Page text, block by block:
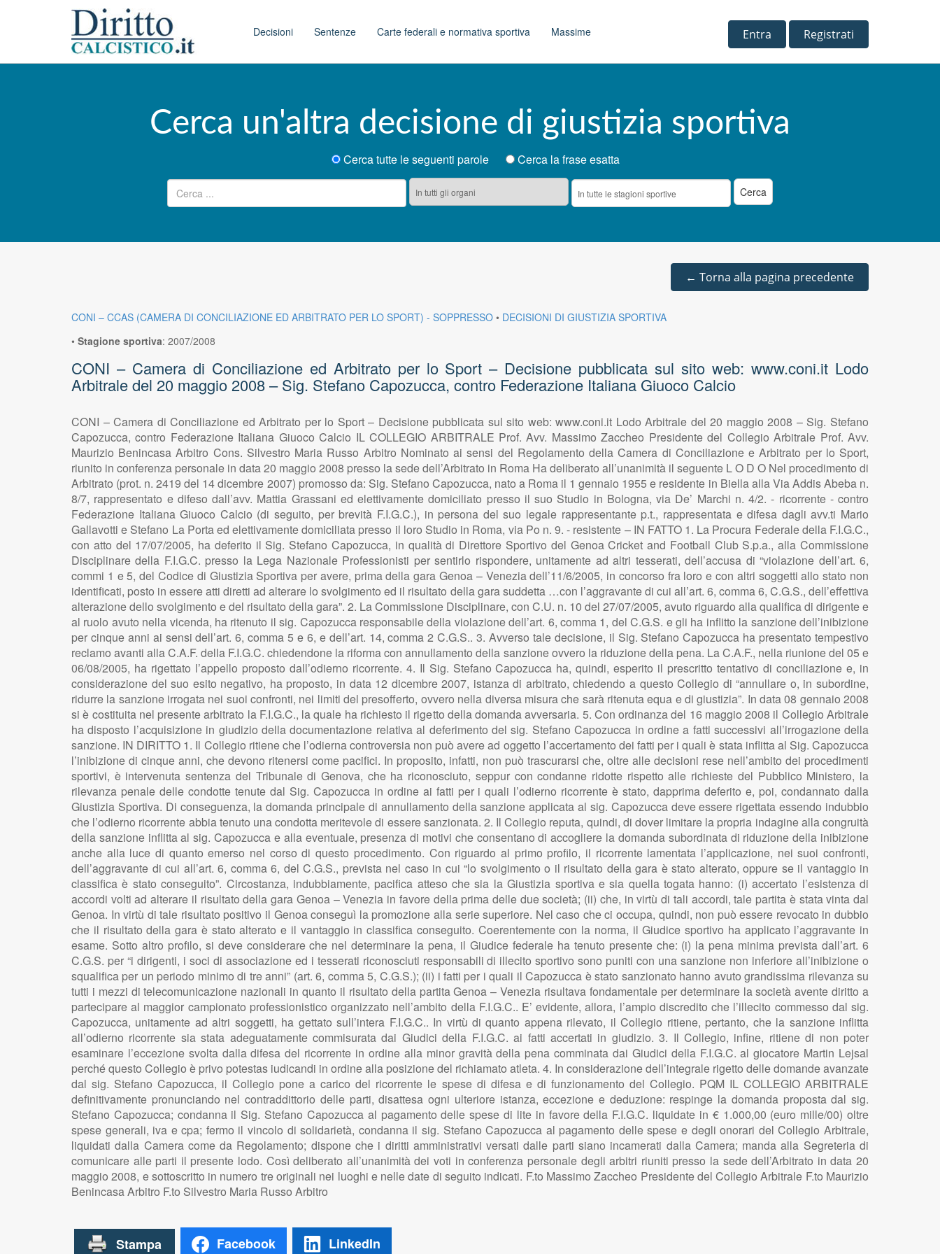
Main menu Decisioni Sentenze Carte federali e normativa sportiva Massime Entra Registrati
Cerca un'altra decisione di giustizia sportiva
Cerca tutte le seguenti parole
Cerca la frase esatta
Ricerca per:
← Torna alla pagina precedente
CONI – CCAS (CAMERA DI CONCILIAZIONE ED ARBITRATO PER LO SPORT) - SOPPRESSO • DECISIONI DI GIUSTIZIA SPORTIVA
• Stagione sportiva: 2007/2008
CONI – Camera di Conciliazione ed Arbitrato per lo Sport – Decisione pubblicata sul sito web: www.coni.it Lodo
Arbitrale del 20 maggio 2008 – Sig. Stefano Capozucca, contro Federazione Italiana Giuoco Calcio
CONI – Camera di Conciliazione ed Arbitrato per lo Sport – Decisione pubblicata sul sito web: www.coni.it Lodo Arbitrale del 20 maggio 2008 – Sig. Stefano
Capozucca, contro Federazione Italiana Giuoco Calcio IL COLLEGIO ARBITRALE Prof. Avv. Massimo Zaccheo Presidente del Collegio Arbitrale Prof. Avv.
Maurizio Benincasa Arbitro Cons. Silvestro Maria Russo Arbitro Nominato ai sensi del Regolamento della Camera di Conciliazione e Arbitrato per lo Sport,
riunito in conferenza personale in data 20 maggio 2008 presso la sede dell’Arbitrato in Roma Ha deliberato all’unanimità il seguente L O D O Nel procedimento di
Arbitrato (prot. n. 2419 del 14 dicembre 2007) promosso da: Sig. Stefano Capozucca, nato a Roma il 1 gennaio 1955 e residente in Biella alla Via Addis Abeba n.
8/7, rappresentato e difeso dall’avv. Mattia Grassani ed elettivamente domiciliato presso il suo Studio in Bologna, via De’ Marchi n. 4/2. - ricorrente - contro
Federazione Italiana Giuoco Calcio (di seguito, per brevità F.I.G.C.), in persona del suo legale rappresentante p.t., rappresentata e difesa dagli avv.ti Mario
Gallavotti e Stefano La Porta ed elettivamente domiciliata presso il loro Studio in Roma, via Po n. 9. - resistente – IN FATTO 1. La Procura Federale della F.I.G.C.,
con atto del 17/07/2005, ha deferito il Sig. Stefano Capozucca, in qualità di Direttore Sportivo del Genoa Cricket and Football Club S.p.a., alla Commissione
Disciplinare della F.I.G.C. presso la Lega Nazionale Professionisti per sentirlo rispondere, unitamente ad altri tesserati, dell’accusa di “violazione dell’art. 6,
commi 1 e 5, del Codice di Giustizia Sportiva per avere, prima della gara Genoa – Venezia dell’11/6/2005, in concorso fra loro e con altri soggetti allo stato non
identificati, posto in essere atti diretti ad alterare lo svolgimento ed il risultato della gara suddetta …con l’aggravante di cui all’art. 6, comma 6, C.G.S., dell’effettiva
alterazione dello svolgimento e del risultato della gara”. 2. La Commissione Disciplinare, con C.U. n. 10 del 27/07/2005, avuto riguardo alla qualifica di dirigente e
al ruolo avuto nella vicenda, ha ritenuto il sig. Capozucca responsabile della violazione dell’art. 6, comma 1, del C.G.S. e gli ha inflitto la sanzione dell’inibizione
per cinque anni ai sensi dell’art. 6, comma 5 e 6, e dell’art. 14, comma 2 C.G.S.. 3. Avverso tale decisione, il Sig. Stefano Capozucca ha presentato tempestivo
reclamo avanti alla C.A.F. della F.I.G.C. chiedendone la riforma con annullamento della sanzione ovvero la riduzione della pena. La C.A.F., nella riunione del 05 e
06/08/2005, ha rigettato l’appello proposto dall’odierno ricorrente. 4. Il Sig. Stefano Capozucca ha, quindi, esperito il prescritto tentativo di conciliazione e, in
considerazione del suo esito negativo, ha proposto, in data 12 dicembre 2007, istanza di arbitrato, chiedendo a questo Collegio di “annullare o, in subordine,
ridurre la sanzione irrogata nei suoi confronti, nei limiti del presofferto, ovvero nella diversa misura che sarà ritenuta equa e di giustizia”. In data 08 gennaio 2008
si è costituita nel presente arbitrato la F.I.G.C., la quale ha richiesto il rigetto della domanda avversaria. 5. Con ordinanza del 16 maggio 2008 il Collegio Arbitrale
ha disposto l’acquisizione in giudizio della documentazione relativa al deferimento del sig. Stefano Capozucca in ordine a fatti successivi all’irrogazione della
sanzione. IN DIRITTO 1. Il Collegio ritiene che l’odierna controversia non può avere ad oggetto l’accertamento dei fatti per i quali è stata inflitta al Sig. Capozucca
l’inibizione di cinque anni, che devono ritenersi come pacifici. In proposito, infatti, non può trascurarsi che, oltre alle decisioni rese nell’ambito dei procedimenti
sportivi, è intervenuta sentenza del Tribunale di Genova, che ha riconosciuto, seppur con condanne ridotte rispetto alle richieste del Pubblico Ministero, la
rilevanza penale delle condotte tenute dal Sig. Capozucca in ordine ai fatti per i quali l’odierno ricorrente è stato, dapprima deferito e, poi, condannato dalla
Giustizia Sportiva. Di conseguenza, la domanda principale di annullamento della sanzione applicata al sig. Capozucca deve essere rigettata essendo indubbio
che l’odierno ricorrente abbia tenuto una condotta meritevole di essere sanzionata. 2. Il Collegio reputa, quindi, di dover limitare la propria indagine alla congruità
della sanzione inflitta al sig. Capozucca e alla eventuale, presenza di motivi che consentano di accogliere la domanda subordinata di riduzione della inibizione
anche alla luce di quanto emerso nel corso di questo procedimento. Con riguardo al primo profilo, il ricorrente lamentata l’applicazione, nei suoi confronti,
dell’aggravante di cui all’art. 6, comma 6, del C.G.S., prevista nel caso in cui “lo svolgimento o il risultato della gara è stato alterato, oppure se il vantaggio in
classifica è stato conseguito”. Circostanza, indubbiamente, pacifica atteso che sia la Giustizia sportiva e sia quella togata hanno: (i) accertato l’esistenza di
accordi volti ad alterare il risultato della gara Genoa – Venezia in favore della prima delle due società; (ii) che, in virtù di tali accordi, tale partita è stata vinta dal
Genoa. In virtù di tale risultato positivo il Genoa conseguì la promozione alla serie superiore. Nel caso che ci occupa, quindi, non può essere revocato in dubbio
che il risultato della gara è stato alterato e il vantaggio in classifica conseguito. Coerentemente con la norma, il Giudice sportivo ha applicato l’aggravante in
esame. Sotto altro profilo, si deve considerare che nel determinare la pena, il Giudice federale ha tenuto presente che: (i) la pena minima prevista dall’art. 6
C.G.S. per “i dirigenti, i soci di associazione ed i tesserati riconosciuti responsabili di illecito sportivo sono puniti con una sanzione non inferiore all’inibizione o
squalifica per un periodo minimo di tre anni” (art. 6, comma 5, C.G.S.); (ii) i fatti per i quali il Capozucca è stato sanzionato hanno avuto grandissima rilevanza su
tutti i mezzi di telecomunicazione nazionali in quanto il risultato della partita Genoa – Venezia risultava fondamentale per determinare la società avente diritto a
partecipare al maggior campionato professionistico organizzato nell’ambito della F.I.G.C.. E’ evidente, allora, l’ampio discredito che l’illecito commesso dal sig.
Capozucca, unitamente ad altri soggetti, ha gettato sull’intera F.I.G.C.. In virtù di quanto appena rilevato, il Collegio ritiene, pertanto, che la sanzione inflitta
all’odierno ricorrente sia stata adeguatamente commisurata dai Giudici della F.I.G.C. ai fatti accertati in giudizio. 3. Il Collegio, infine, ritiene di non poter
esaminare l’eccezione svolta dalla difesa del ricorrente in ordine alla minor gravità della pena comminata dai Giudici della F.I.G.C. al giocatore Martin Lejsal
perché questo Collegio è privo potestas iudicandi in ordine alla posizione del richiamato atleta. 4. In considerazione dell’integrale rigetto delle domande avanzate
dal sig. Stefano Capozucca, il Collegio pone a carico del ricorrente le spese di difesa e di funzionamento del Collegio. PQM IL COLLEGIO ARBITRALE
definitivamente pronunciando nel contraddittorio delle parti, disattesa ogni ulteriore istanza, eccezione e deduzione: respinge la domanda proposta dal sig.
Stefano Capozucca; condanna il Sig. Stefano Capozucca al pagamento delle spese di lite in favore della F.I.G.C. liquidate in € 1.000,00 (euro mille/00) oltre
spese generali, iva e cpa; fermo il vincolo di solidarietà, condanna il sig. Stefano Capozucca al pagamento delle spese e degli onorari del Collegio Arbitrale,
liquidati dalla Camera come da Regolamento; dispone che i diritti amministrativi versati dalle parti siano incamerati dalla Camera; manda alla Segreteria di
comunicare alle parti il presente lodo. Così deliberato all’unanimità dei voti in conferenza personale degli arbitri riuniti presso la sede dell’Arbitrato in data 20
maggio 2008, e sottoscritto in numero tre originali nei luoghi e nelle date di seguito indicati. F.to Massimo Zaccheo Presidente del Collegio Arbitrale F.to Maurizio
Benincasa Arbitro F.to Silvestro Maria Russo Arbitro
Facebook LinkedIn